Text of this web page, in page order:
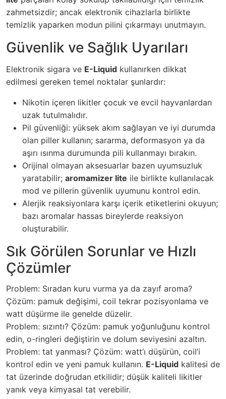
zahmetsizdir; ancak elektronik cihazlarla birlikte
temizlik yaparken modun pilini çıkarmayı unutmayın.
Güvenlik ve Sağlık Uyarıları
Elektronik sigara ve E-Liquid kullanırken dikkat
edilmesi gereken temel noktalar şunlardır:
Nikotin içeren likitler çocuk ve evcil hayvanlardan
uzak tutulmalıdır.
Pil güvenliği: yüksek akım sağlayan ve iyi durumda
olan piller kullanın; sararma, deformasyon ya da
aşırı ısınma durumunda pili kullanmayı bırakın.
Orijinal olmayan aksesuarlar bazen uyumsuzluk
yaratabilir; aromamizer lite ile birlikte kullanılacak
mod ve pillerin güvenlik uyumunu kontrol edin.
Alerjik reaksiyonlara karşı içerik etiketlerini okuyun;
bazı aromalar hassas bireylerde reaksiyon
oluşturabilir.
Sık Görülen Sorunlar ve Hızlı
Çözümler
Problem: Sıradan kuru vurma ya da zayıf aroma?
Çözüm: pamuk değişimi, coil tekrar pozisyonlama ve
watt düşürme ile genelde düzelir.
Problem: sızıntı? Çözüm: pamuk yoğunluğunu kontrol
edin, o-ringleri değiştirin ve dolum seviyesini azaltın.
Problem: tat yanması? Çözüm: watt’ı düşürün, coil’i
kontrol edin ve yeni pamuk kullanın. E-Liquid kalitesi de
tat üzerinde doğrudan etkilidir; düşük kaliteli likitler
yanık veya kimyasal tat verebilir.